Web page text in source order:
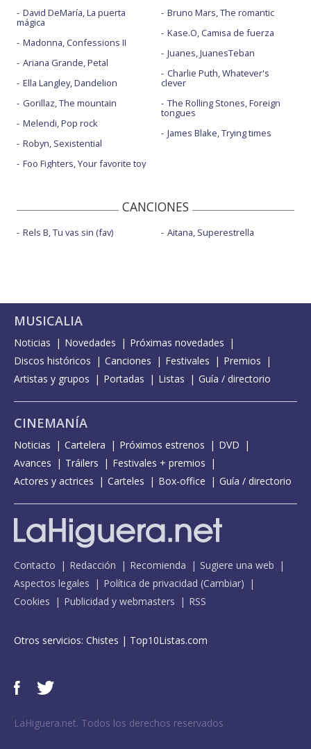
David DeMaría, La puerta
mágica
Madonna, Confessions II
Ariana Grande, Petal
Ella Langley, Dandelion
Gorillaz, The mountain
Melendi, Pop rock
Robyn, Sexistential
Foo Fighters, Your favorite toy
Bruno Mars, The romantic
Kase.O, Camisa de fuerza
Juanes, JuanesTeban
Charlie Puth, Whatever's
clever
The Rolling Stones, Foreign
tongues
James Blake, Trying times
CANCIONES
Rels B, Tu vas sin (fav) Aitana, Superestrella
MUSICALIA
Noticias Novedades
Próximas novedades
Discos históricos
Canciones Festivales
Premios
Artistas y grupos
Portadas Listas Guía / directorio
CINEMANÍA
Noticias Cartelera Próximos estrenos
DVD
Avances
Tráilers
Festivales + premios
Actores y actrices
Carteles Box-office Guía / directorio
Contacto Redacción Recomienda
Sugiere una web
Aspectos legales
Política de privacidad (Cambiar)
Cookies
Publicidad y webmasters RSS
Otros servicios: Chistes | Top10Listas.com
LaHiguera.net. Todos los derechos reservados